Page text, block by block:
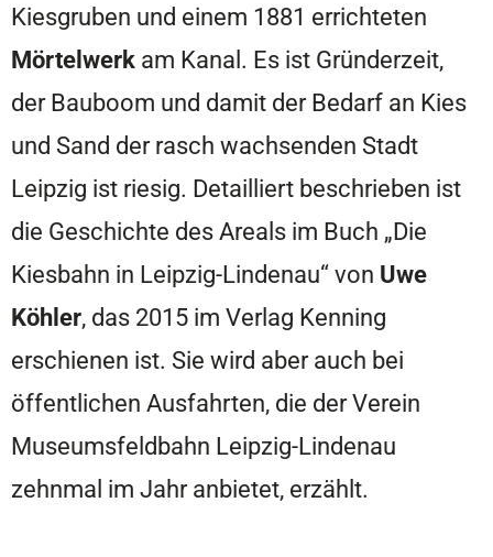
Kiesgruben und einem 1881 errichteten
Mörtelwerk am Kanal. Es ist Gründerzeit,
der Bauboom und damit der Bedarf an Kies
und Sand der rasch wachsenden Stadt
Leipzig ist riesig. Detailliert beschrieben ist
die Geschichte des Areals im Buch „Die
Kiesbahn in Leipzig-Lindenau“ von Uwe
Köhler, das 2015 im Verlag Kenning
erschienen ist. Sie wird aber auch bei
öffentlichen Ausfahrten, die der Verein
Museumsfeldbahn Leipzig-Lindenau
zehnmal im Jahr anbietet, erzählt.